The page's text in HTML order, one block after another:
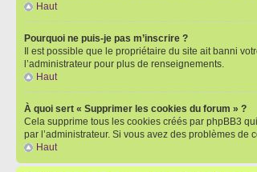
Haut
Pourquoi ne puis-je pas m’inscrire ?
Il est possible que le propriétaire du site ait banni
l’administrateur pour plus de renseignements.
Haut
À quoi sert « Supprimer les cookies du forum » ?
Cela supprime tous les cookies créés par phpBB3
par l’administrateur. Si vous avez des problèmes
Haut